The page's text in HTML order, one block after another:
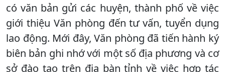
có văn bản gửi các huyện, thành phố về việc
giới thiệu Văn phòng đến tư vấn, tuyển dụng
lao động. Mới đây, Văn phòng đã tiến hành ký
biên bản ghi nhớ với một số địa phương và cơ
sở đào tạo trên địa bàn tỉnh về việc hợp tác